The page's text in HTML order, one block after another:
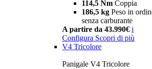
114,5 Nm Coppia
186,5 kg Peso in
senza carburante
A partire da 43.990€ i
Configura Scopri di più
V4 Tricolore
Panigale V4 Tricolore